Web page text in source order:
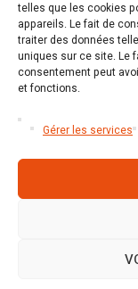
telles que les cookies
appareils. Le fait de
traiter des données
uniques sur ce site. Le
consentement peut
et fonctions.
Gérer les services
une
2
Nous